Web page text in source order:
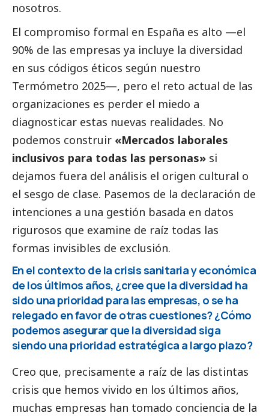
nosotros.
El compromiso formal en España es alto —el
90% de las empresas ya incluye la diversidad
en sus códigos éticos según nuestro
Termómetro 2025—, pero el reto actual de las
organizaciones es perder el miedo a
diagnosticar estas nuevas realidades. No
podemos construir «Mercados laborales
inclusivos para todas las personas» si
dejamos fuera del análisis el origen cultural o
el sesgo de clase. Pasemos de la declaración de
intenciones a una gestión basada en datos
rigurosos que examine de raíz todas las
formas invisibles de exclusión.
En el contexto de la crisis sanitaria y económica
de los últimos años, ¿cree que la diversidad ha
sido una prioridad para las empresas, o se ha
relegado en favor de otras cuestiones? ¿Cómo
podemos asegurar que la diversidad siga
siendo una prioridad estratégica a largo plazo?
Creo que, precisamente a raíz de las distintas
crisis que hemos vivido en los últimos años,
muchas empresas han tomado conciencia de la